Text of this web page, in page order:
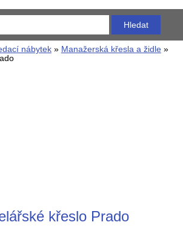
nábytek» Manažerská křesla a židle»
křeslo Prado